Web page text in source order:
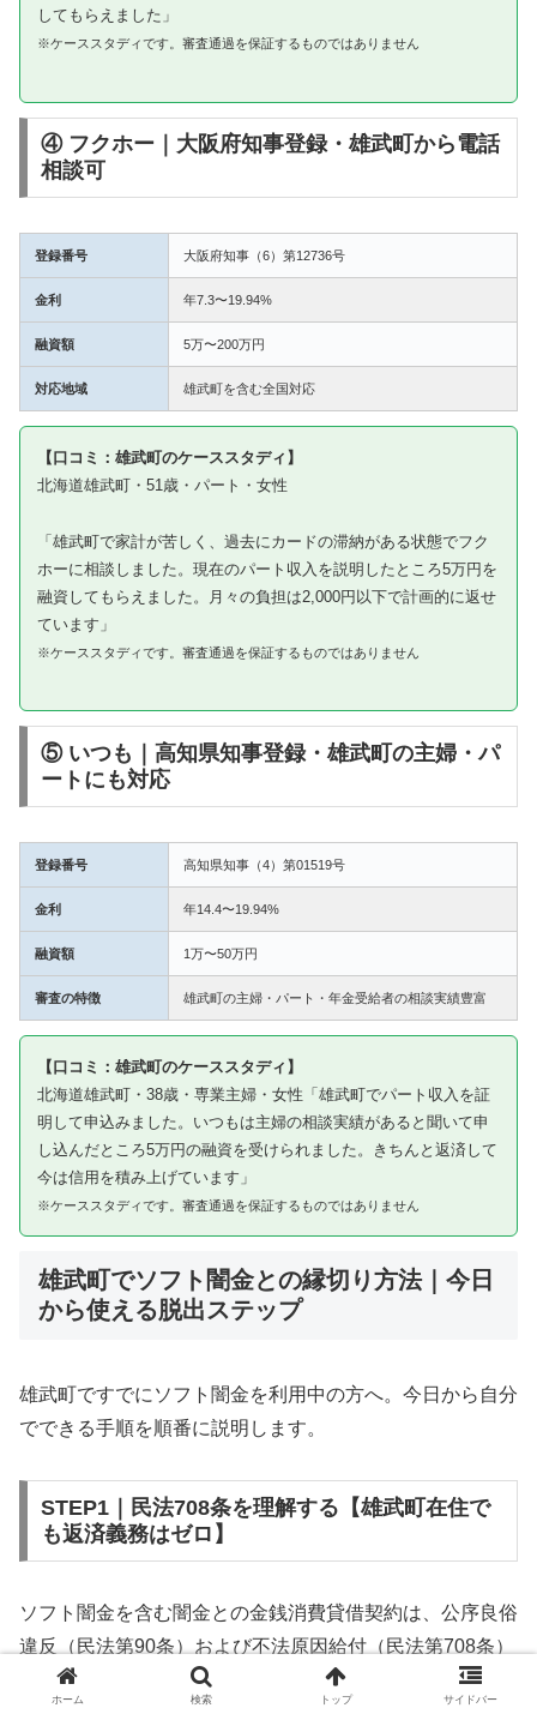
してもらえました」
※ケーススタディです。審査通過を保証するものではありません
④ フクホー｜大阪府知事登録・雄武町から電話
相談可
登録番号 大阪府知事（6）第12736号
金利 年7.3〜19.94%
融資額 5万〜200万円
対応地域 雄武町を含む全国対応
【口コミ：雄武町のケーススタディ】
北海道雄武町・51歳・パート・女性
「雄武町で家計が苦しく、過去にカードの滞納がある状態でフク
ホーに相談しました。現在のパート収入を説明したところ5万円を
融資してもらえました。月々の負担は2,000円以下で計画的に返せ
ています」
※ケーススタディです。審査通過を保証するものではありません
⑤ いつも｜高知県知事登録・雄武町の主婦・パ
ートにも対応
登録番号 高知県知事（4）第01519号
金利 年14.4〜19.94%
融資額 1万〜50万円
審査の特徴 雄武町の主婦・パート・年金受給者の相談実績豊富
【口コミ：雄武町のケーススタディ】
北海道雄武町・38歳・専業主婦・女性「雄武町でパート収入を証
明して申込みました。いつもは主婦の相談実績があると聞いて申
し込んだところ5万円の融資を受けられました。きちんと返済して
今は信用を積み上げています」
※ケーススタディです。審査通過を保証するものではありません
雄武町でソフト闇金との縁切り方法｜今日
から使える脱出ステップ
雄武町ですでにソフト闇金を利用中の方へ。今日から自分
でできる手順を順番に説明します。
STEP1｜民法708条を理解する【雄武町在住で
も返済義務はゼロ】
ソフト闇金を含む闇金との金銭消費貸借契約は、公序良俗
違反（民法第90条）および不法原因給付（民法第708条）
に該当するため、法的には無効です。雄武町在住であって
ホーム 検索 トップ サイドバー